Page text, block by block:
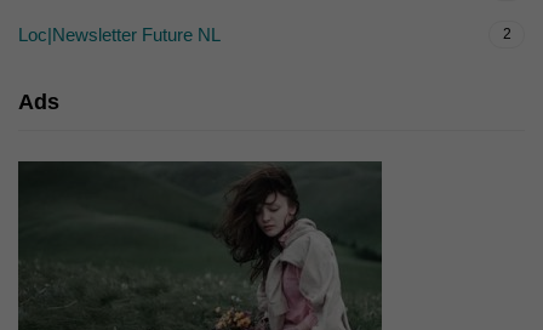
Loc|Newsletter Future NL 2
Ads